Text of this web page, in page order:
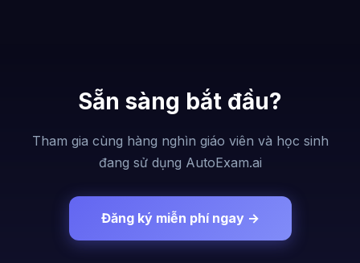
Sẵn sàng bắt đầu?
Tham gia cùng hàng nghìn giáo viên và học sinh
đang sử dụng AutoExam.ai
Đăng ký miễn phí ngay →